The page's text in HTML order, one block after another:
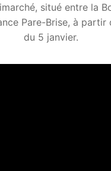
situé entre la
Pare-Brise, à partir
du 5 janvier.